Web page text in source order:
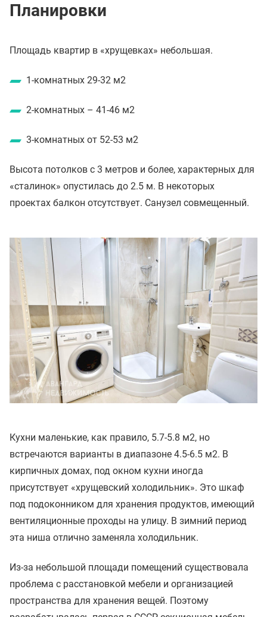
Планировки
Площадь квартир в «хрущевках» небольшая.
1-комнатных 29-32 м2
2-комнатных – 41-46 м2
3-комнатных от 52-53 м2
Высота потолков с 3 метров и более, характерных для
«сталинок» опустилась до 2.5 м. В некоторых
проектах балкон отсутствует. Санузел совмещенный.
Кухни маленькие, как правило, 5.7-5.8 м2, но
встречаются варианты в диапазоне 4.5-6.5 м2. В
кирпичных домах, под окном кухни иногда
присутствует «хрущевский холодильник». Это шкаф
под подоконником для хранения продуктов, имеющий
вентиляционные проходы на улицу. В зимний период
эта ниша отлично заменяла холодильник.
Из-за небольшой площади помещений существовала
проблема с расстановкой мебели и организацией
пространства для хранения вещей. Поэтому